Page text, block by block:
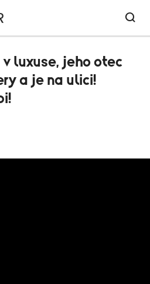
luxuse, jeho otec
a je na ulici!